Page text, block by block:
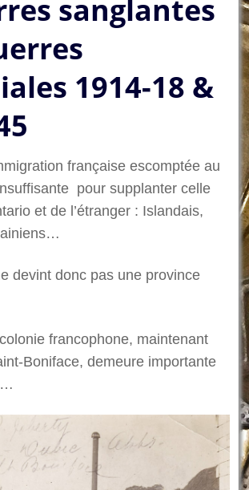
sanglantes
1914-18 &
française escomptée au
pour supplanter celle
et de l’étranger : Islandais,
devint donc pas une province
francophone, maintenant
Boniface, demeure importante